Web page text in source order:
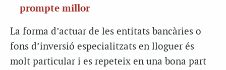
prompte millor
La forma d’actuar de les entitats bancàries o
fons d’inversió especialitzats en lloguer és
molt particular i es repeteix en una bona part